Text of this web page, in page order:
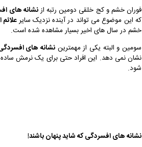
فوران خشم و کج خلقی دومین رتبه ازنشانه های
که این موضوع می تواند در آینده نزدیک سایر
خشم در سال های اخیر بسیار مشاهده شده است.
سومین و البته یکی از مهمترین نشانه های
نشان نمی دهد. این افراد حتی برای یک نرمش
شود.
نشانه های افسردگیکه شاید پنهان باشند!